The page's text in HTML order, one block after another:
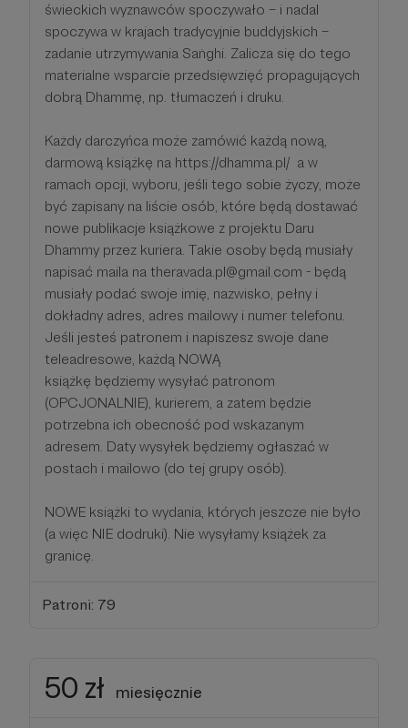
świeckich wyznawców spoczywało – i nadal
spoczywa w krajach tradycyjnie buddyjskich –
zadanie utrzymywania Saṅghi. Zalicza się do tego
materialne wsparcie przedsięwzięć propagujących
dobrą Dhammę, np. tłumaczeń i druku.
Każdy darczyńca może zamówić każdą nową,
darmową książkę na https://dhamma.pl/ a w
ramach opcji, wyboru, jeśli tego sobie życzy, może
być zapisany na liście osób, które będą dostawać
nowe publikacje książkowe z projektu Daru
Dhammy przez kuriera. Takie osoby będą musiały
napisać maila na theravada.pl@gmail.com - będą
musiały podać swoje imię, nazwisko, pełny i
dokładny adres, adres mailowy i numer telefonu.
Jeśli jesteś patronem i napiszesz swoje dane
teleadresowe, każdą NOWĄ
książkę będziemy wysyłać patronom
(OPCJONALNIE), kurierem, a zatem będzie
potrzebna ich obecność pod wskazanym
adresem. Daty wysyłek będziemy ogłaszać w
postach i mailowo (do tej grupy osób).
NOWE książki to wydania, których jeszcze nie było
(a więc NIE dodruki). Nie wysyłamy książek za
granicę.
Patroni: 79
50 zł miesięcznie